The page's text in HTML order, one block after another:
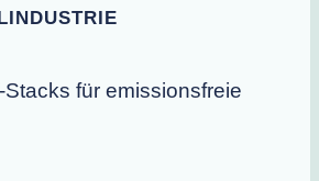
für emissionsfreie